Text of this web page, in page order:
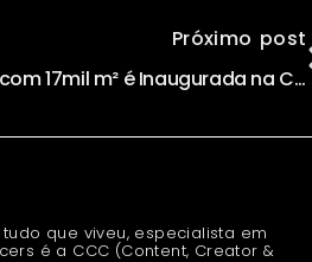
Próximo post
Cidade do eSports com 17mil m² é Inaugurada na China
que viveu, especialista em
é a CCC (Content, Creator &